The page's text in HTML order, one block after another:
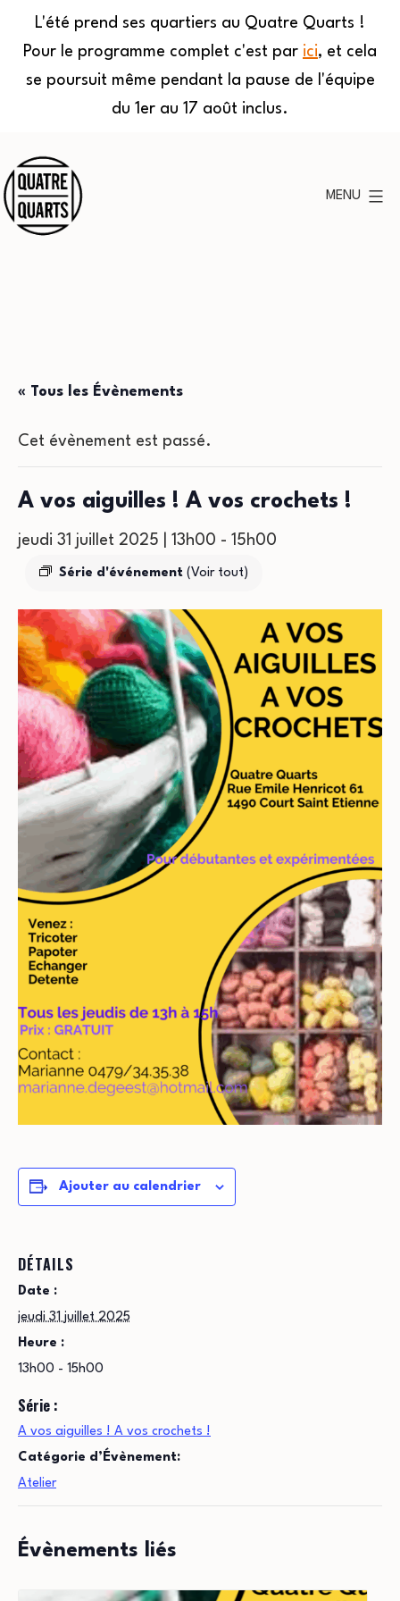
L'été prend ses quartiers au Quatre Quarts !
Pour le programme complet c'est par ici, et cela
se poursuit même pendant la pause de l'équipe
du 1er au 17 août inclus.
au
contenu
MENU
« Tous les Évènements
Cet évènement est passé.
A vos aiguilles ! A vos crochets !
jeudi 31 juillet 2025 | 13h00 - 15h00
Série d'événement (Voir tout)
Ajouter au calendrier
DÉTAILS
Date :
jeudi 31 juillet 2025
Heure :
13h00 - 15h00
Série :
A vos aiguilles ! A vos crochets !
Catégorie d’Évènement:
Atelier
Évènements liés